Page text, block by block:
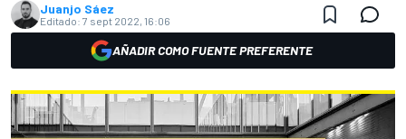
Juanjo Sáez
Editado: 7 sept 2022, 16:06
AÑADIR COMO FUENTE PREFERENTE